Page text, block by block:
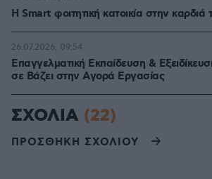
Η Smart φοιτητική κατοικία στην
Επαγγελματική Εκπαίδευση &
σε Bάζει στην Aγορά Eργασίας
26.07.2026, 09:54
ΣΧΟΛΙΑ (22)
ΠΡΟΣΘΗΚΗ ΣΧΟΛΙΟΥ